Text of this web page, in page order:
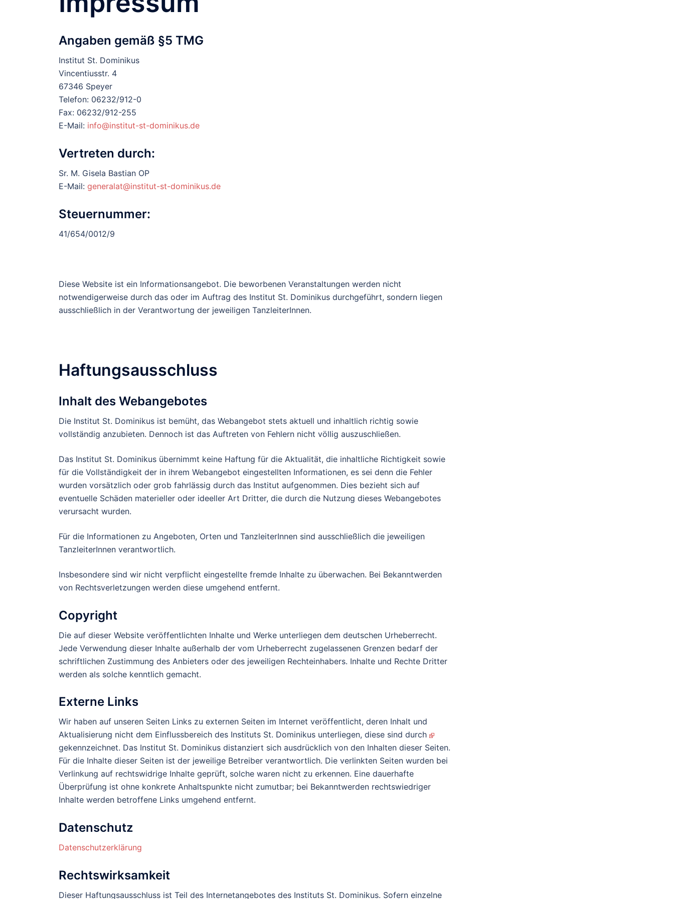
Angaben gemäß §5 TMG
Institut St. Dominikus
Vincentiusstr. 4
67346 Speyer
Telefon: 06232/912-0
Fax: 06232/912-255
E-Mail: info@institut-st-dominikus.de
Vertreten durch:
Sr. M. Gisela Bastian OP
E-Mail: generalat@institut-st-dominikus.de
Steuernummer:
41/654/0012/9
Diese Website ist ein Informationsangebot. Die beworbenen Veranstaltungen werden nicht
notwendigerweise durch das oder im Auftrag des Institut St. Dominikus durchgeführt, sondern liegen
ausschließlich in der Verantwortung der jeweiligen TanzleiterInnen.
Haftungsausschluss
Inhalt des Webangebotes
Die Institut St. Dominikus ist bemüht, das Webangebot stets aktuell und inhaltlich richtig sowie
vollständig anzubieten. Dennoch ist das Auftreten von Fehlern nicht völlig auszuschließen.
Das Institut St. Dominikus übernimmt keine Haftung für die Aktualität, die inhaltliche Richtigkeit sowie
für die Vollständigkeit der in ihrem Webangebot eingestellten Informationen, es sei denn die Fehler
wurden vorsätzlich oder grob fahrlässig durch das Institut aufgenommen. Dies bezieht sich auf
eventuelle Schäden materieller oder ideeller Art Dritter, die durch die Nutzung dieses Webangebotes
verursacht wurden.
Für die Informationen zu Angeboten, Orten und TanzleiterInnen sind ausschließlich die jeweiligen
TanzleiterInnen verantwortlich.
Insbesondere sind wir nicht verpflicht eingestellte fremde Inhalte zu überwachen. Bei Bekanntwerden
von Rechtsverletzungen werden diese umgehend entfernt.
Copyright
Die auf dieser Website veröffentlichten Inhalte und Werke unterliegen dem deutschen Urheberrecht.
Jede Verwendung dieser Inhalte außerhalb der vom Urheberrecht zugelassenen Grenzen bedarf der
schriftlichen Zustimmung des Anbieters oder des jeweiligen Rechteinhabers. Inhalte und Rechte Dritter
werden als solche kenntlich gemacht.
Externe Links
Wir haben auf unseren Seiten Links zu externen Seiten im Internet veröffentlicht, deren Inhalt und
Aktualisierung nicht dem Einflussbereich des Instituts St. Dominikus unterliegen, diese sind durch
gekennzeichnet. Das Institut St. Dominikus distanziert sich ausdrücklich von den Inhalten dieser Seiten.
Für die Inhalte dieser Seiten ist der jeweilige Betreiber verantwortlich. Die verlinkten Seiten wurden bei
Verlinkung auf rechtswidrige Inhalte geprüft, solche waren nicht zu erkennen. Eine dauerhafte
Überprüfung ist ohne konkrete Anhaltspunkte nicht zumutbar; bei Bekanntwerden rechtswiedriger
Inhalte werden betroffene Links umgehend entfernt.
Datenschutz
Datenschutzerklärung
Rechtswirksamkeit
Dieser Haftungsausschluss ist Teil des Internetangebotes des Instituts St. Dominikus. Sofern einzelne